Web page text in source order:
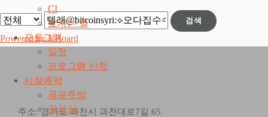
CI
오시는 길
프로그램
일정
프로그램 신청
시설예약
공유주방
강의실
검색
Powered by KBoard
주소: 경기도 과천시 과천대로7길 65